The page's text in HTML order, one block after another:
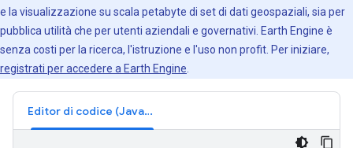
e la visualizzazione su scala petabyte di set di dati geospaziali, sia per
pubblica utilità che per utenti aziendali e governativi. Earth Engine è
senza costi per la ricerca, l'istruzione e l'uso non profit. Per iniziare,
registrati per accedere a Earth Engine
Editor di codice (JavaScript)